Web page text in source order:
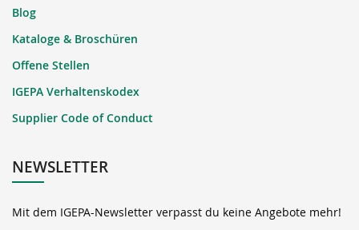
Blog
Kataloge & Broschüren
Offene Stellen
IGEPA Verhaltenskodex
Supplier Code of Conduct
NEWSLETTER
Mit dem IGEPA-Newsletter verpasst du keine Angebote mehr!